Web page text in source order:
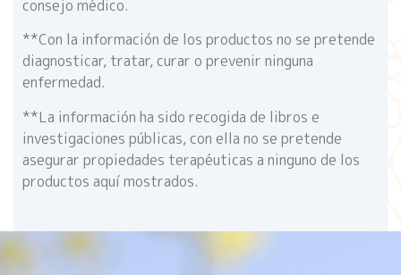
consejo médico.
**Con la información de los productos no se pretende
diagnosticar, tratar, curar o prevenir ninguna
enfermedad.
**La información ha sido recogida de libros e
investigaciones públicas, con ella no se pretende
asegurar propiedades terapéuticas a ninguno de los
productos aquí mostrados.